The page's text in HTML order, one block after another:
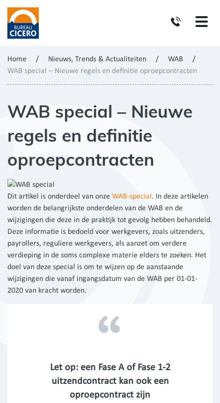
Home / Nieuws, Trends & Actualiteiten / WAB
/
WAB special – Nieuwe regels en definitie oproepcontracten
WAB special – Nieuwe
regels en definitie
oproepcontracten
Dit artikel is onderdeel van onze WAB-special . In deze artikelen
worden de belangrijkste onderdelen van de WAB en de
wijzigingen die deze in de praktijk tot gevolg hebben behandeld.
Deze informatie is bedoeld voor werkgevers, zoals uitzenders,
payrollers, reguliere werkgevers, als aanzet om verdere
verdieping in de soms complexe materie elders te zoeken. Het
doel van deze special is om te wijzen op de aanstaande
wijzigingen die vanaf ingangsdatum van de WAB per 01-01-
2020 van kracht worden.
Let op: een Fase A of Fase 1-2
uitzendcontract kan ook een
oproepcontract zijn